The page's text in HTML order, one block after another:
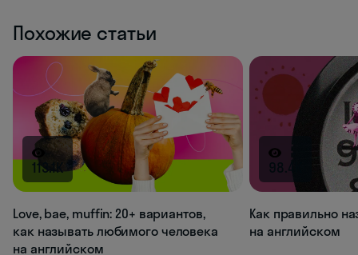
Похожие статьи
113.1K
Love, bae, muffin: 20+ вариантов,
как называть любимого человека
на английском
98.4K
Как правильно
на английском